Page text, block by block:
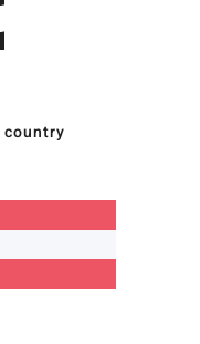
dieses Produkt
country